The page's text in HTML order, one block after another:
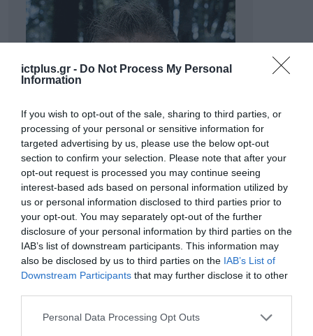
ictplus.gr - Do Not Process My Personal
Information
If you wish to opt-out of the sale, sharing to third parties, or
processing of your personal or sensitive information for
targeted advertising by us, please use the below opt-out
section to confirm your selection. Please note that after your
opt-out request is processed you may continue seeing
interest-based ads based on personal information utilized by
us or personal information disclosed to third parties prior to
your opt-out. You may separately opt-out of the further
disclosure of your personal information by third parties on the
IAB’s list of downstream participants. This information may
also be disclosed by us to third parties on the IAB’s List of
Downstream Participants that may further disclose it to other
Please note that this website/app uses one or more Google
Personal Data Processing Opt Outs